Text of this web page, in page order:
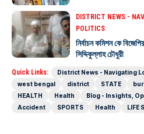
DISTRICT NEWS -
POLITICS
নির্বাচন কমিশন কে
সিদ্দিকুল্লাহ চৌধুরী
Quick Links: District News - Navigating
west bengal
district STATE
HEALTH
Health
Blog - Insights,
Accident
SPORTS Health LIFE